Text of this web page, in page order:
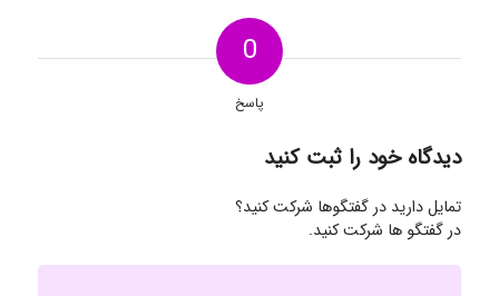
0
پاسخ
دیدگاه خود را ثبت کنید
تمایل دارید در گفتگوها شرکت کنید؟
در گفتگو ها شرکت کنید.